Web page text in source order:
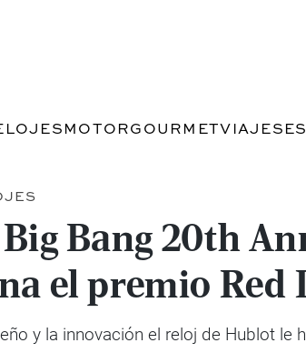
MOTORGOURMETVIAJES
Bang 20th
el premio
y la innovación el reloj de Hublot le